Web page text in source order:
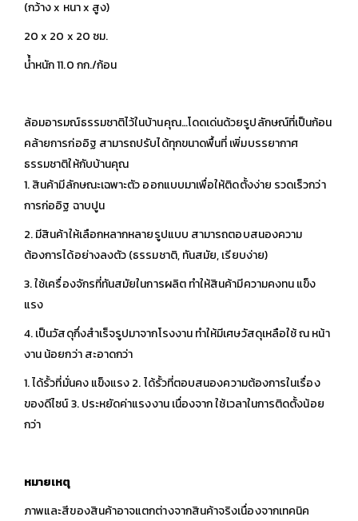
(กว้าง x หนา x สูง)
20 x 20 x 20 ซม.
นํ้ำหนัก 11.0 กก./ก้อน
ล้อมอารมณ์ธรรมชาติไว้ในบ้านคุณ…โดดเด่นด้วยรูปลักษณ์ที่เป็นก้อน
คล้ายการก่ออิฐ สามารถปรับได้ทุกขนาดพื้นที่ เพิ่มบรรยากาศ
ธรรมชาติให้กับบ้านคุณ
1. สินค้ามีลักษณะเฉพาะตัว ออกแบบมาเพื่อให้ติดตั้งง่าย รวดเร็วกว่า
การก่ออิฐ ฉาบปูน
2. มีสินค้าให้เลือกหลากหลายรูปแบบ สามารถตอบสนองความ
ต้องการได้อย่างลงตัว (ธรรมชาติ, ทันสมัย, เรียบง่าย)
3. ใช้เครื่องจักรที่ทันสมัยในการผลิต ทำให้สินค้ามีความคงทน แข็ง
แรง
4. เป็นวัสดุกึ่งสำเร็จรูปมาจากโรงงาน ทำให้มีเศษวัสดุเหลือใช้ ณ หน้า
งาน น้อยกว่า สะอาดกว่า
1. ได้รั้วที่มั่นคง แข็งแรง 2. ได้รั้วที่ตอบสนองความต้องการในเรื่อง
ของดีไซน์ 3. ประหยัดค่าแรงงาน เนื่องจาก ใช้เวลาในการติดตั้งน้อย
กว่า
หมายเหตุ
ภาพและสีของสินค้าอาจแตกต่างจากสินค้าจริงเนื่องจากเทคนิค